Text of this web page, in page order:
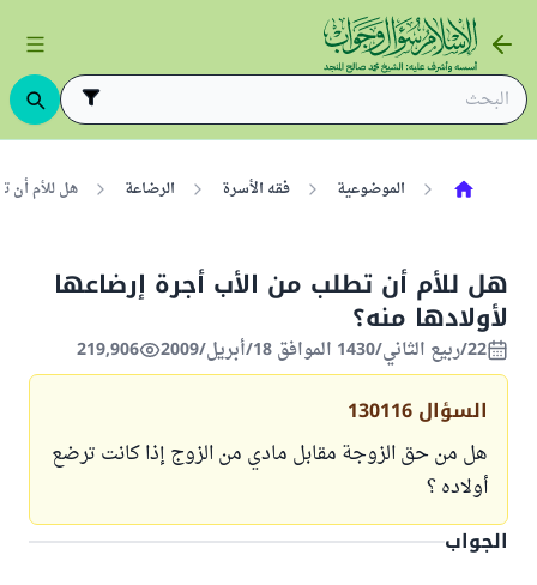
الموضوعية فقه الأسرة الرضاعة هل للأم أن
هل للأم أن تطلب من الأب أجرة إرضاعها
لأولادها منه؟
22/ربيع الثاني/1430 الموافق 18/أبريل/2009 219,906
السؤال 130116
هل من حق الزوجة مقابل مادي من الزوج إذا كانت ترضع
أولاده ؟
الجواب